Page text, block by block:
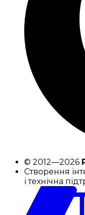
© 2012—2026
Створення
і технічна